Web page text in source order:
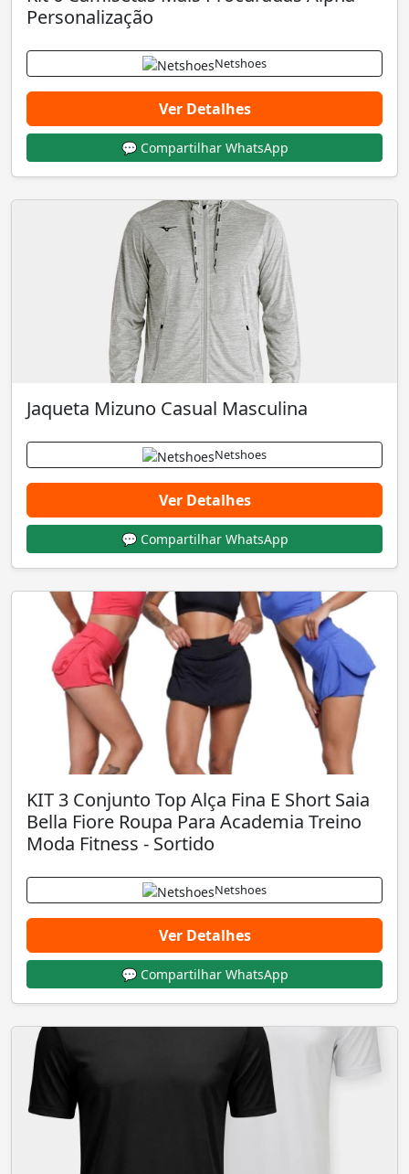
Personalização
Netshoes
Ver Detalhes
💬 Compartilhar WhatsApp
Jaqueta Mizuno Casual Masculina
Netshoes
Ver Detalhes
💬 Compartilhar WhatsApp
KIT 3 Conjunto Top Alça Fina E Short Saia
Bella Fiore Roupa Para Academia Treino
Moda Fitness - Sortido
Netshoes
Ver Detalhes
💬 Compartilhar WhatsApp